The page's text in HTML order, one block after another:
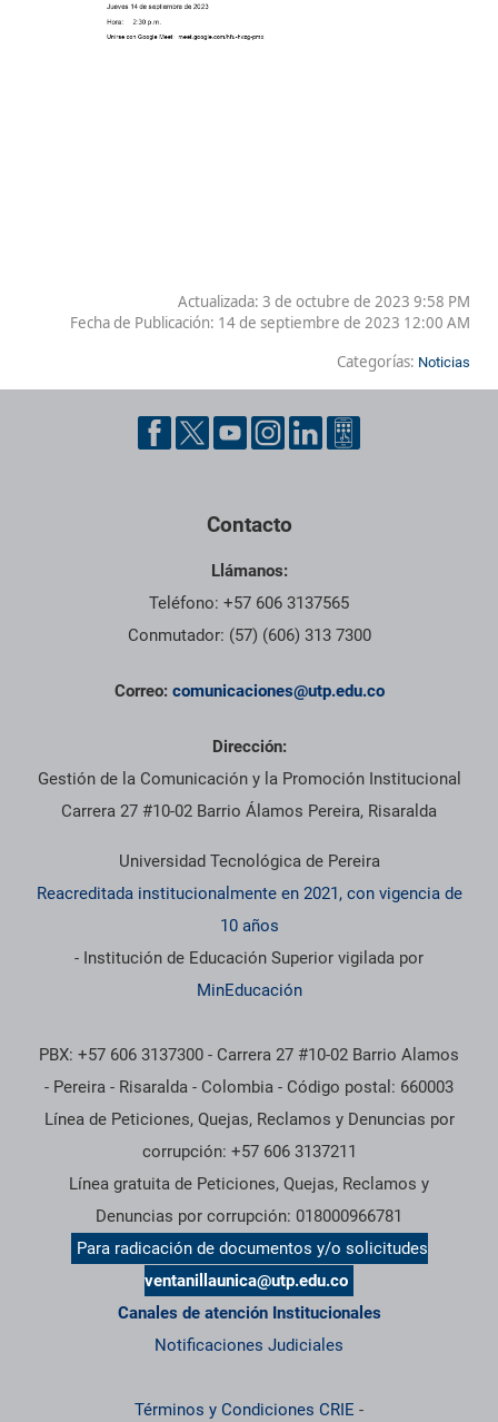
Actualizada: 3 de octubre de 2023 9:58 PM
Fecha de Publicación: 14 de septiembre de 2023 12:00 AM
Categorías: Noticias
Contacto
Llámanos:
Teléfono: +57 606 3137565
Conmutador: (57) (606) 313 7300
Correo: comunicaciones@utp.edu.co
Dirección:
Gestión de la Comunicación y la Promoción Institucional
Carrera 27 #10-02 Barrio Álamos Pereira, Risaralda
Universidad Tecnológica de Pereira
Reacreditada institucionalmente en 2021, con vigencia de
10 años
- Institución de Educación Superior vigilada por
MinEducación
PBX: +57 606 3137300 - Carrera 27 #10-02 Barrio Alamos
- Pereira - Risaralda - Colombia - Código postal: 660003
Línea de Peticiones, Quejas, Reclamos y Denuncias por
corrupción: +57 606 3137211
Línea gratuita de Peticiones, Quejas, Reclamos y
Denuncias por corrupción: 018000966781
Para radicación de documentos y/o solicitudes
ventanillaunica@utp.edu.co
Canales de atención Institucionales
Notificaciones Judiciales
Términos y Condiciones CRIE -